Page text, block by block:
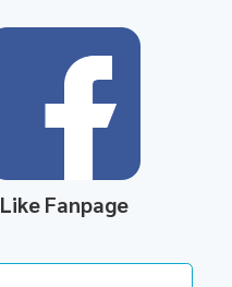
Like Fanpage